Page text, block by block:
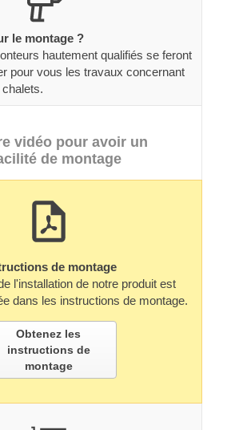
le montage ?
hautement qualifiés se feront
pour vous les travaux concernant
chalets.
vidéo pour avoir un
de montage
de montage
l'installation de notre produit est
dans les instructions de montage.
Obtenez les
instructions de
montage